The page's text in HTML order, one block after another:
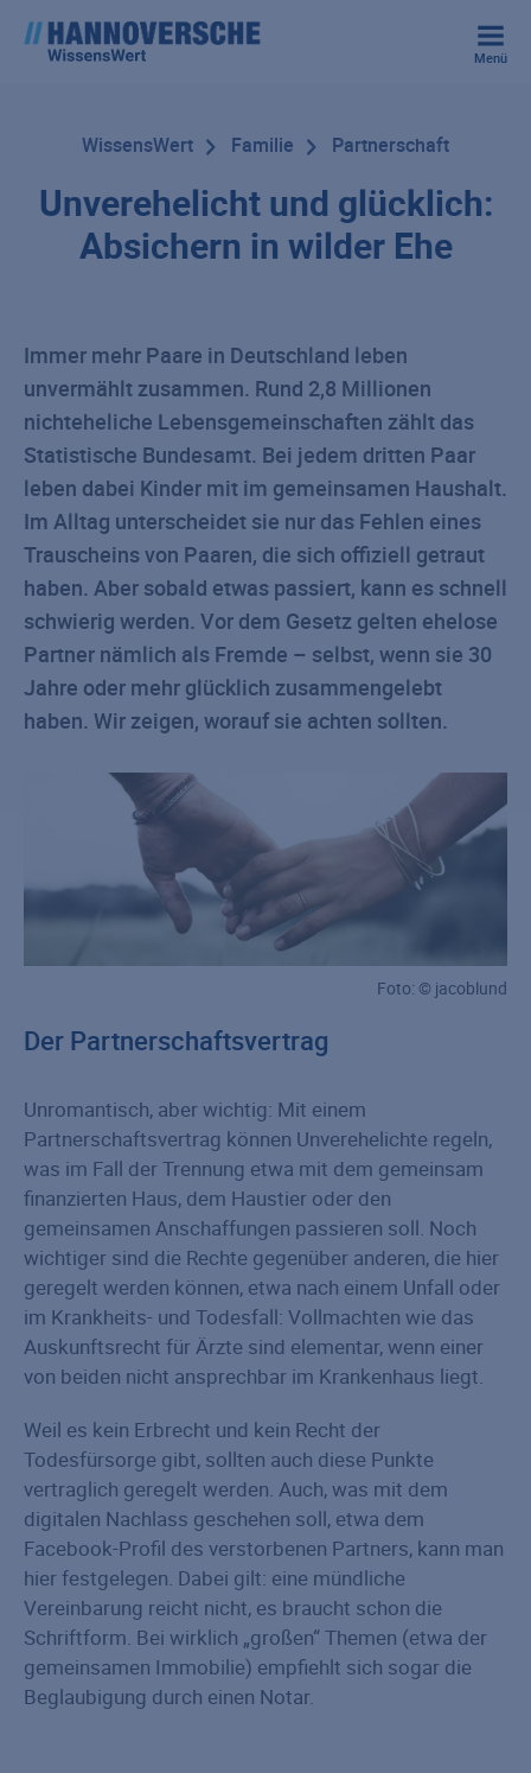
Menü
WissensWert Familie Partnerschaft
Unverehelicht und glücklich:
Absichern in wilder Ehe
Immer mehr Paare in Deutschland leben
unvermählt zusammen. Rund 2,8 Millionen
nichteheliche Lebensgemeinschaften zählt das
Statistische Bundesamt. Bei jedem dritten Paar
leben dabei Kinder mit im gemeinsamen Haushalt.
Im Alltag unterscheidet sie nur das Fehlen eines
Trauscheins von Paaren, die sich offiziell getraut
haben. Aber sobald etwas passiert, kann es schnell
schwierig werden. Vor dem Gesetz gelten ehelose
Partner nämlich als Fremde – selbst, wenn sie 30
Jahre oder mehr glücklich zusammengelebt
haben. Wir zeigen, worauf sie achten sollten.
Foto: © jacoblund
Der Partnerschaftsvertrag
Unromantisch, aber wichtig: Mit einem
Partnerschaftsvertrag können Unverehelichte regeln,
was im Fall der Trennung etwa mit dem gemeinsam
finanzierten Haus, dem Haustier oder den
gemeinsamen Anschaffungen passieren soll. Noch
wichtiger sind die Rechte gegenüber anderen, die hier
geregelt werden können, etwa nach einem Unfall oder
im Krankheits- und Todesfall: Vollmachten wie das
Auskunftsrecht für Ärzte sind elementar, wenn einer
von beiden nicht ansprechbar im Krankenhaus liegt.
Weil es kein Erbrecht und kein Recht der
Todesfürsorge gibt, sollten auch diese Punkte
vertraglich geregelt werden. Auch, was mit dem
digitalen Nachlass geschehen soll, etwa dem
Facebook-Profil des verstorbenen Partners, kann man
hier festgelegen. Dabei gilt: eine mündliche
Vereinbarung reicht nicht, es braucht schon die
Schriftform. Bei wirklich „großen“ Themen (etwa der
gemeinsamen Immobilie) empfiehlt sich sogar die
Beglaubigung durch einen Notar.